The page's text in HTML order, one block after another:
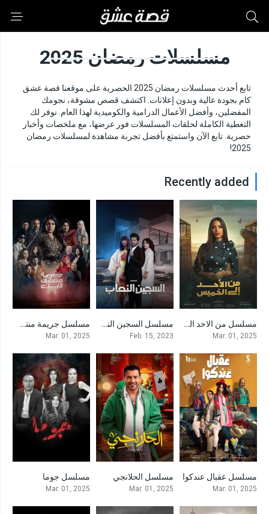
مسلسلات رمضان 2025
تابع أحدث مسلسلات رمضان 2025 الحصرية على موقعنا قصة عشق
كام بجودة عالية وبدون إعلانات. اكتشف قصص مشوقة، نجومك
المفضلين، وأفضل الأعمال الدرامية والكوميدية لهذا العام. نوفر لك
التغطية الكاملة لحلقات المسلسلات فور عرضها، مع ملخصات وأخبار
حصرية. تابع الآن واستمتع بأفضل تجربة مشاهدة لمسلسلات رمضان
2025!
Recently added
0
مسلسل من الاحد الى الخميس
Mar. 01, 2025
7
مسلسل السجين النصاب
Feb. 15, 2023
0مسلسل جريمة منتصف الليل
Mar. 01, 2025
0
مسلسل عقبال عندكوا
Mar. 01, 2025
مسلسل الحلانجي
Mar. 01, 2025
مسلسل جوما
Mar. 01, 2025